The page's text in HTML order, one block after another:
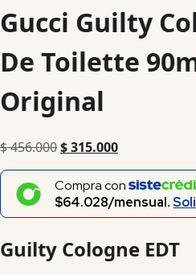
Gucci Guilty
De Toilette
Original
$456.000$315.000
Compra con
$64.028/mensual.
Guilty Cologne EDT